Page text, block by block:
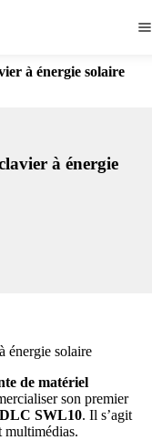
à énergie solaire
à énergie
de matériel
son premier
SWL10. Il s’agit
multimédias.